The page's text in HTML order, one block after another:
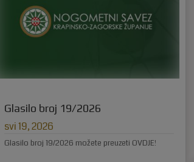
Glasilo broj 19/2026
svi 19, 2026
Glasilo broj 19/2026 možete preuzeti OVDJE!